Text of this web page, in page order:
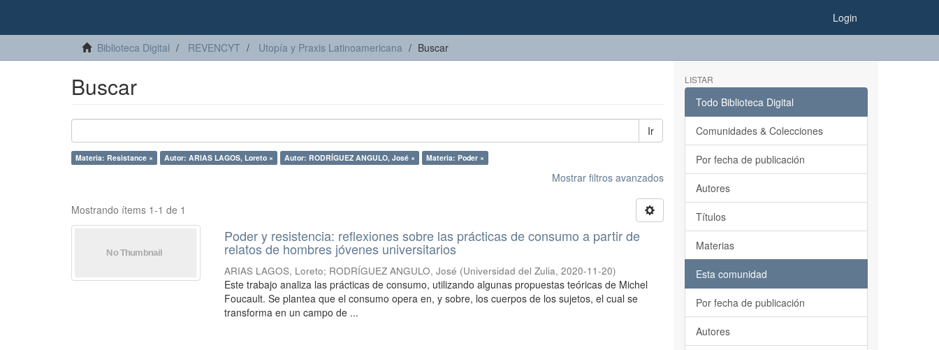
Login
Biblioteca Digital REVENCYT Utopía y Praxis Latinoamericana Buscar
Buscar
Ir
Materia: Resistance × Autor: ARIAS LAGOS, Loreto × Autor: RODRÍGUEZ ANGULO, José × Materia: Poder ×
Mostrar filtros avanzados
Mostrando ítems 1-1 de 1
Poder y resistencia: reflexiones sobre las prácticas de consumo a partir de
relatos de hombres jóvenes universitarios
ARIAS LAGOS, Loreto; RODRÍGUEZ ANGULO, José (Universidad del Zulia,2020-11-20)
Este trabajo analiza las prácticas de consumo, utilizando algunas propuestas teóricas de Michel
Foucault. Se plantea que el consumo opera en, y sobre, los cuerpos de los sujetos, el cual se
transforma en un campo de ...
LISTAR
Todo Biblioteca Digital
Comunidades & Colecciones
Por fecha de publicación
Autores
Títulos
Materias
Esta comunidad
Por fecha de publicación
Autores